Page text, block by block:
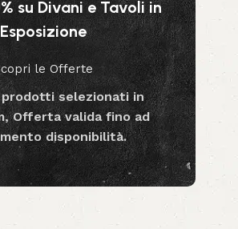
su Divani e Tavoli in
Esposizione
le Offerte
selezionati in
Offerta valida fino ad
disponibilità.